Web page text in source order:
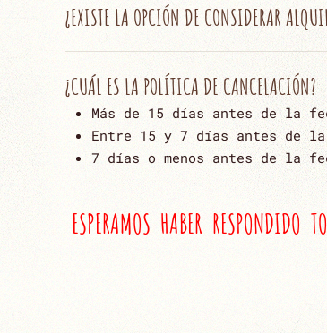
¿EXISTE LA OPCIÓN DE CONSIDERAR
¿CUÁL ES LA POLÍTICA DE CANCELACIÓN?
Más de 15 días antes de la
Entre 15 y 7 días antes de
7 días o menos antes de la
ESPERAMOS HABER